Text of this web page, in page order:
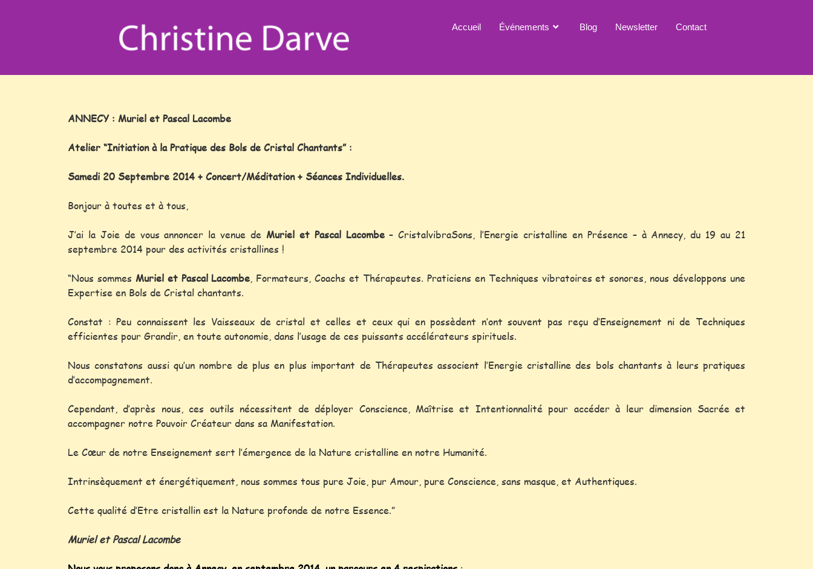
Accueil Événements Blog Newsletter Contact
ANNECY : Muriel et Pascal Lacombe
Atelier “Initiation à la Pratique des Bols de Cristal Chantants” :
Samedi 20 Septembre 2014 + Concert/Méditation + Séances Individuelles.
Bonjour à toutes et à tous,
J’ai la Joie de vous annoncer la venue de Muriel et Pascal Lacombe– CristalvibraSons, l’Energie cristalline en Présence – à Annecy, du 19 au 21
septembre 2014 pour des activités cristallines !
“Nous sommes Muriel et Pascal Lacombe, Formateurs, Coachs et Thérapeutes. Praticiens en Techniques vibratoires et sonores, nous développons une
Expertise en Bols de Cristal chantants.
Constat : Peu connaissent les Vaisseaux de cristal et celles et ceux qui en possèdent n’ont souvent pas reçu d’Enseignement ni de Techniques
efficientes pour Grandir, en toute autonomie, dans l’usage de ces puissants accélérateurs spirituels.
Nous constatons aussi qu’un nombre de plus en plus important de Thérapeutes associent l’Energie cristalline des bols chantants à leurs pratiques
d’accompagnement.
Cependant, d’après nous, ces outils nécessitent de déployer Conscience, Maîtrise et Intentionnalité pour accéder à leur dimension Sacrée et
accompagner notre Pouvoir Créateur dans sa Manifestation.
Le Cœur de notre Enseignement sert l’émergence de la Nature cristalline en notre Humanité.
Intrinsèquement et énergétiquement, nous sommes tous pure Joie, pur Amour, pure Conscience, sans masque, et Authentiques.
Cette qualité d’Etre cristallin est la Nature profonde de notre Essence.”
Muriel et Pascal Lacombe